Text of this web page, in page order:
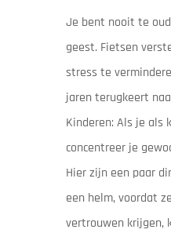
Je bent nooit te
geest. Fietsen
stress te
jaren terugkeert
Kinderen: Als je
concentreer je
Hier zijn een paar
een helm, voordat
vertrouwen krijgen,